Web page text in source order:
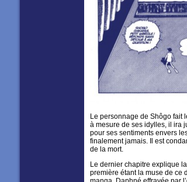
Le personnage de Shôgo fait
à mesure de ses idylles, il ira
pour ses sentiments envers
finalement jamais. Il est
de la mort.
Le dernier chapitre explique
première étant la muse de ce